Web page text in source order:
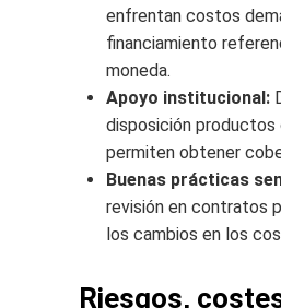
enfrentan costos
financiamiento
moneda.
Apoyo institucional:
disposición productos
permiten obtener
Buenas prácticas
revisión en contratos
los cambios en los
Riesgos,